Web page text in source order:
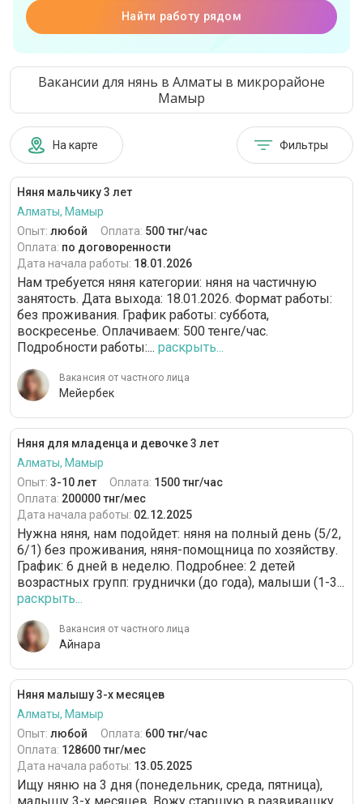
Найти работу рядом
Вакансии для нянь в Алматы в микрорайоне
Мамыр
На карте Фильтры
Няня мальчику 3 лет
Алматы, Мамыр
Опыт: любой Оплата: 500 тнг/час
Оплата: по договоренности
Дата начала работы: 18.01.2026
Нам требуется няня категории: няня на частичную
занятость. Дата выхода: 18.01.2026. Формат работы:
без проживания. График работы: суббота,
воскресенье. Оплачиваем: 500 тенге/час.
Подробности работы:... раскрыть...
Вакансия от частного лица
Мейербек
Няня для младенца и девочке 3 лет
Алматы, Мамыр
Опыт: 3-10 лет Оплата: 1500 тнг/час
Оплата: 200000 тнг/мес
Дата начала работы: 02.12.2025
Нужна няня, нам подойдет: няня на полный день (5/2,
6/1) без проживания, няня-помощница по хозяйству.
График: 6 дней в неделю. Подробнее: 2 детей
возрастных групп: груднички (до года), малыши (1-3...
раскрыть...
Вакансия от частного лица
Айнара
Няня малышу 3-х месяцев
Алматы, Мамыр
Опыт: любой Оплата: 600 тнг/час
Оплата: 128600 тнг/мес
Дата начала работы: 13.05.2025
Ищу няню на 3 дня (понедельник, среда, пятница),